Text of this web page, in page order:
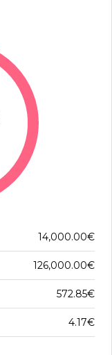
14,000.00€
126,000.00€
572.85€
4.17€